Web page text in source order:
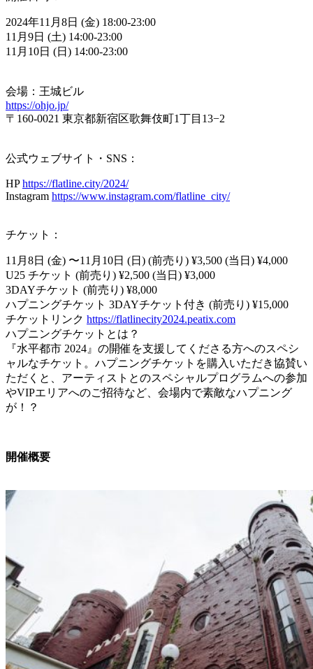
2024年11月8日 (金) 18:00-23:00
11月9日 (土) 14:00-23:00
11月10日 (日) 14:00-23:00
会場：王城ビル
https://ohjo.jp/
〒160-0021 東京都新宿区歌舞伎町1丁目13−2
公式ウェブサイト・SNS：
HPhttps://flatline.city/2024/
Instagram https://www.instagram.com/flatline_city/
チケット：
11月8日 (金) 〜11月10日 (日) (前売り) ¥3,500 (当日) ¥4,000
U25 チケット (前売り) ¥2,500 (当日) ¥3,000
3DAYチケット (前売り) ¥8,000
ハプニングチケット 3DAYチケット付き (前売り) ¥15,000
チケットリンク https://flatlinecity2024.peatix.com
ハプニングチケットとは？
『水平都市 2024』の開催を支援してくださる方へのスペシ
ャルなチケット。ハプニングチケットを購入いただき協賛い
ただくと、アーティストとのスペシャルプログラムへの参加
やVIPエリアへのご招待など、会場内で素敵なハプニング
が！？
開催概要